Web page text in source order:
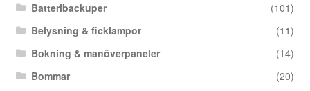
Batteribackuper
(101)
Belysning & ficklampor
(11)
Bokning & manöverpaneler
(14)
Bommar
(20)